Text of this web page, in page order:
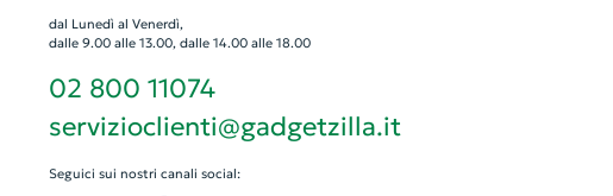
dal Lunedì al Venerdì,
dalle 9.00 alle 13.00, dalle 14.00 alle 18.00
02 800 11074
servizioclienti@gadgetzilla.it
Seguici sui nostri canali social: